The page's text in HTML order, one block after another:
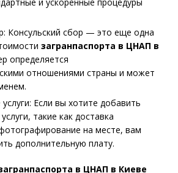
Консульский сбор — это еще одна
загранпаспорта в ЦНАП в
определяется
отношениями страны и может
Если вы хотите добавить
такие как доставка
на месте, вам
дополнительную плату.
в ЦНАП в Киеве